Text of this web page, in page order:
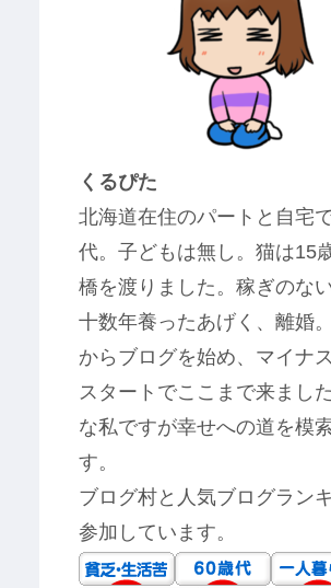
くるぴた
北海道在住のパートと自宅
代。子どもは無し。猫は15
橋を渡りました。稼ぎのな
十数年養ったあげく、離婚
からブログを始め、マイナ
スタートでここまで来まし
な私ですが幸せへの道を模
す。
ブログ村と人気ブログラン
参加しています。